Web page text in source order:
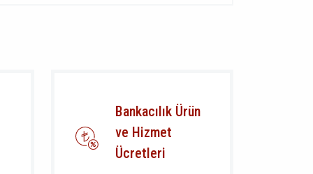
Bankacılık Ürün
ve Hizmet
Ücretleri